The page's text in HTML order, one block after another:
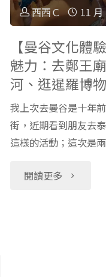
經
土
耳
其
浴
初
子
遊：
宿
霧、
羅
維
西西Ｃ 11
【曼谷文化體
魅力：去鄭王
河、逛暹羅博
我上次去曼谷是十年
街，近期看到朋友去
這樣的活動；這次是
閱讀更多
"【曼